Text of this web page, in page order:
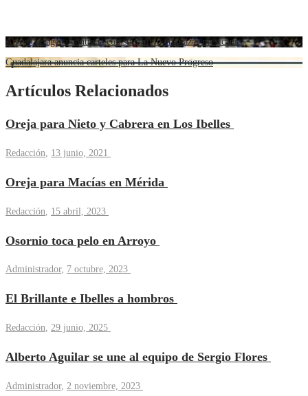
Andy Cartagena continúa con su periplo en plazas mexicanas
Guadalajara anuncia carteles para La Nuevo Progreso
Artículos Relacionados
Oreja para Nieto y Cabrera en Los Ibelles
Redacción 13 junio, 2021
Oreja para Macías en Mérida
Redacción 15 abril, 2023
Osornio toca pelo en Arroyo
Administrador, 7 octubre, 2023
El Brillante e Ibelles a hombros
Redacción, 29 junio, 2025
Alberto Aguilar se une al equipo de Sergio Flores
Administrador, 2 noviembre, 2023